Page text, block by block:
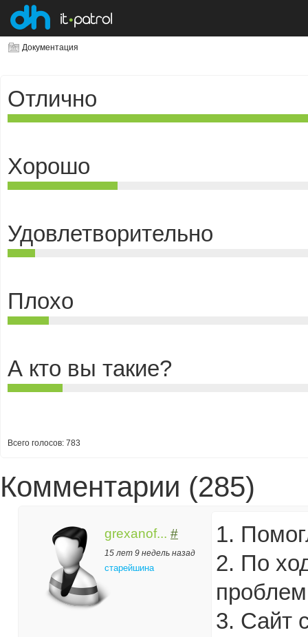
Документация
Отлично
Хорошо
Удовлетворительно
Плохо
А кто вы такие?
Всего голосов: 783
Комментарии (285)
grexanof... #
15 лет 9 недель назад
старейшина
1.
2. По
3. Сайт